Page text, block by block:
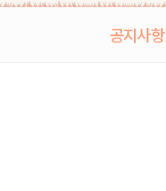
공지사항